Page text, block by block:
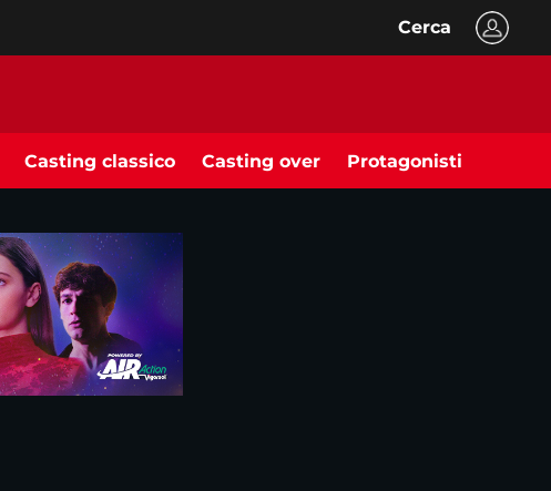
Cerca
Casting classico Casting over Protagonisti